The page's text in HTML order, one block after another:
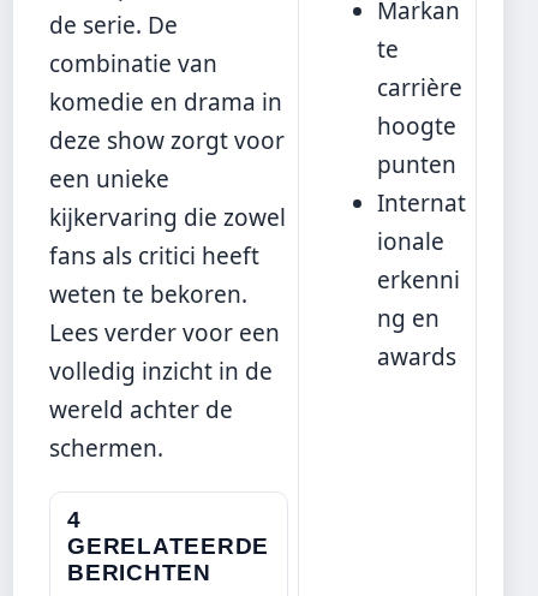
de serie. De
combinatie van
komedie en drama in
deze show zorgt voor
een unieke
kijkervaring die zowel
fans als critici heeft
weten te bekoren.
Lees verder voor een
volledig inzicht in de
wereld achter de
schermen.
4
GERELATEERDE
BERICHTEN
Markan
te
carrière
hoogte
punten
Internat
ionale
erkenni
ng en
awards